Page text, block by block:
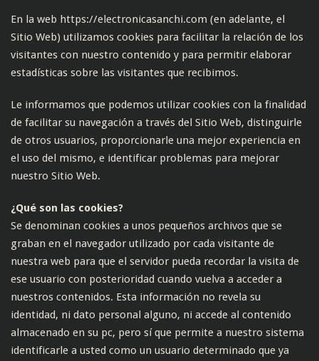
En la web https://electronicasanchi.com (en adelante, el
Sitio Web) utilizamos cookies para facilitar la relación de los
visitantes con nuestro contenido y para permitir elaborar
estadísticas sobre las visitantes que recibimos.
Le informamos que podemos utilizar cookies con la finalidad
de facilitar su navegación a través del Sitio Web, distinguirle
de otros usuarios, proporcionarle una mejor experiencia en
el uso del mismo, e identificar problemas para mejorar
nuestro Sitio Web.
¿Qué son las cookies?
Se denominan cookies a unos pequeños archivos que se
graban en el navegador utilizado por cada visitante de
nuestra web para que el servidor pueda recordar la visita de
ese usuario con posterioridad cuando vuelva a acceder a
nuestros contenidos. Esta información no revela su
identidad, ni dato personal alguno, ni accede al contenido
almacenado en su pc, pero sí que permite a nuestro sistema
identificarle a usted como un usuario determinado que ya